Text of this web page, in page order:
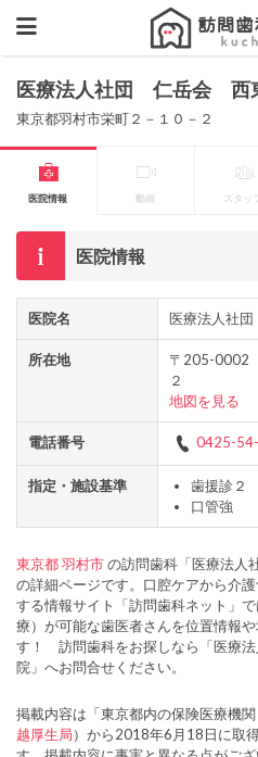
医療法人社団 仁岳会 西
東京都羽村市栄町２－１０－２
医院情報 動画 スタッ
医院情報
医院名 医療法人社
所在地
〒205-0002
２
地図を見る
電話番号 0425-
指定・施設基準
歯援診２
口管強
東京都羽村市の訪問歯科「医療法
の詳細ページです。口腔ケアから介
する情報サイト「訪問歯科ネット」
療）が可能な歯医者さんを位置情報
す！ 訪問歯科をお探しなら「医療
院」へお問合せください。
掲載内容は「東京都内の保険医療機
越厚生局）から2018年6月18日に取